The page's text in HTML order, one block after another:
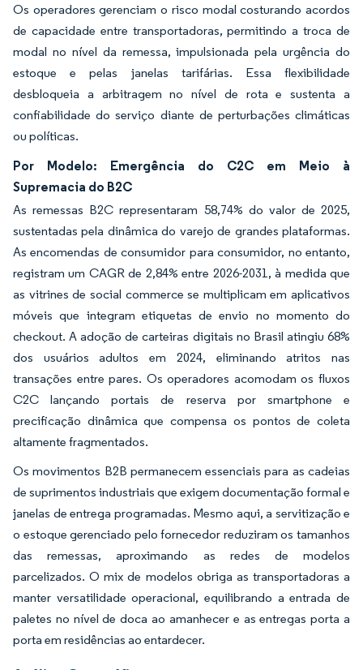
Os operadores gerenciam o risco modal costurando acordos
de capacidade entre transportadoras, permitindo a troca de
modal no nível da remessa, impulsionada pela urgência do
estoque e pelas janelas tarifárias. Essa flexibilidade
desbloqueia a arbitragem no nível de rota e sustenta a
confiabilidade do serviço diante de perturbações climáticas
ou políticas.
Por Modelo: Emergência do C2C em Meio à
Supremacia do B2C
As remessas B2C representaram 58,74% do valor de 2025,
sustentadas pela dinâmica do varejo de grandes plataformas.
As encomendas de consumidor para consumidor, no entanto,
registram um CAGR de 2,84% entre 2026-2031, à medida que
as vitrines de social commerce se multiplicam em aplicativos
móveis que integram etiquetas de envio no momento do
checkout. A adoção de carteiras digitais no Brasil atingiu 68%
dos usuários adultos em 2024, eliminando atritos nas
transações entre pares. Os operadores acomodam os fluxos
C2C lançando portais de reserva por smartphone e
precificação dinâmica que compensa os pontos de coleta
altamente fragmentados.
Os movimentos B2B permanecem essenciais para as cadeias
de suprimentos industriais que exigem documentação formal e
janelas de entrega programadas. Mesmo aqui, a servitização e
o estoque gerenciado pelo fornecedor reduziram os tamanhos
das remessas, aproximando as redes de modelos
parcelizados. O mix de modelos obriga as transportadoras a
manter versatilidade operacional, equilibrando a entrada de
paletes no nível de doca ao amanhecer e as entregas porta a
porta em residências ao entardecer.